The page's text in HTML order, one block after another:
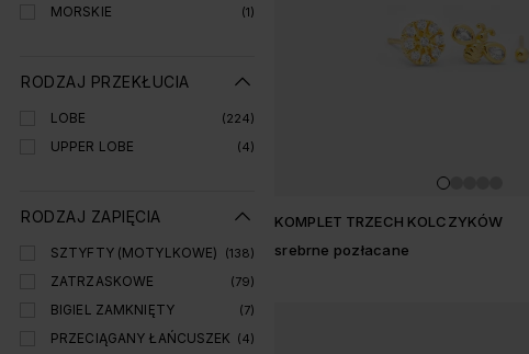
MORSKIE (1)
RODZAJ PRZEKŁUCIA
LOBE (224)
UPPER LOBE (4)
RODZAJ ZAPIĘCIA
SZTYFTY (MOTYLKOWE) (138)
ZATRZASKOWE (79)
BIGIEL ZAMKNIĘTY (7)
PRZECIĄGANY ŁAŃCUSZEK (4)
KOMPLET TRZECH KOLCZYKÓW
srebrne pozłacane